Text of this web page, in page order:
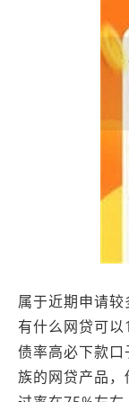
属于近期申请
有什么网贷可
债率高必下款
族的网贷产品